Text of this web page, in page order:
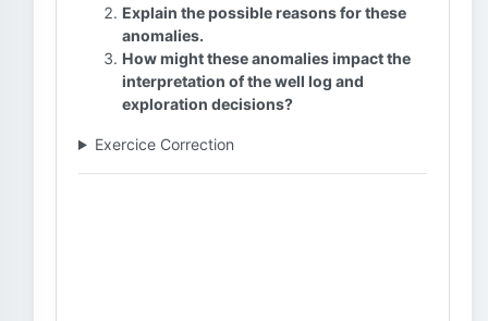
Explain the possible reasons for these
anomalies.
How might these anomalies impact the
interpretation of the well log and
exploration decisions?
Exercice Correction